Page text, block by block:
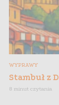
WYPRAWY
Stambuł z
8 minut czytania